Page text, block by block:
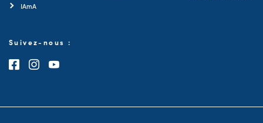
IAmA
Suivez-nous :
Consultez notre page Facebook
Consultez notre page Instagram
Consultez notre chaîne Youtube